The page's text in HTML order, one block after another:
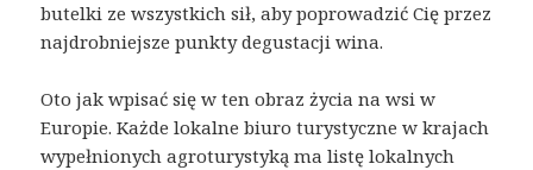
butelki ze wszystkich sił, aby poprowadzić Cię przez
najdrobniejsze punkty degustacji wina.
Oto jak wpisać się w ten obraz życia na wsi w
Europie. Każde lokalne biuro turystyczne w krajach
wypełnionych agroturystyką ma listę lokalnych